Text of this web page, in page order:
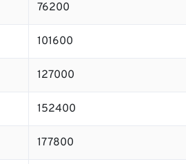
76200
101600
127000
152400
177800